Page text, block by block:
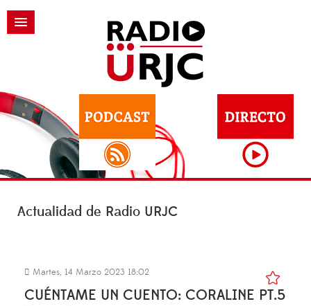
Actualidad de Radio URJC
Martes, 14 Marzo 2023 18:02
CUÉNTAME UN CUENTO: CORALINE PT.5